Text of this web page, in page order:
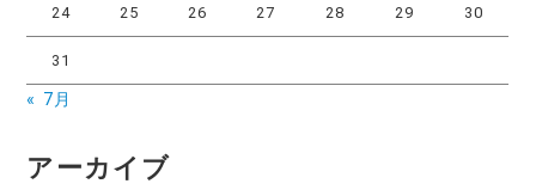
24 25 26 27 28 29 30
31
« 7月
アーカイブ